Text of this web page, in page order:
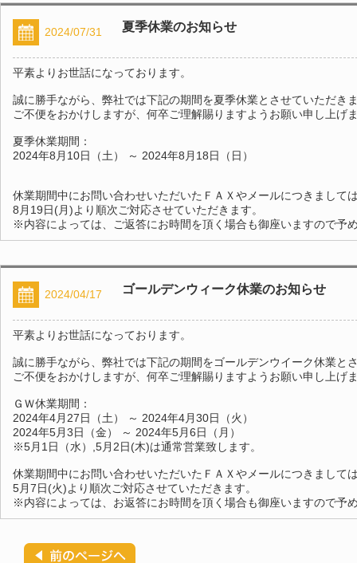
2024/07/31 夏季休業のお知らせ
平素よりお世話になっております。
誠に勝手ながら、弊社では下記の期間を夏季休業とさせていただき
ご不便をおかけしますが、何卒ご理解賜りますようお願い申し上げ
夏季休業期間：
2024年8月10日（土） ～ 2024年8月18日（日）
休業期間中にお問い合わせいただいたＦＡＸやメールにつきまして
8月19日(月)より順次ご対応させていただきます。
※内容によっては、ご返答にお時間を頂く場合も御座いますので予
2024/04/17 ゴールデンウィーク休業のお知らせ
平素よりお世話になっております。
誠に勝手ながら、弊社では下記の期間をゴールデンウイーク休業と
ご不便をおかけしますが、何卒ご理解賜りますようお願い申し上げ
ＧＷ休業期間：
2024年4月27日（土） ～ 2024年4月30日（火）
2024年5月3日（金） ～ 2024年5月6日（月）
※5月1日（水）,5月2日(木)は通常営業致します。
休業期間中にお問い合わせいただいたＦＡＸやメールにつきまして
5月7日(火)より順次ご対応させていただきます。
※内容によっては、お返答にお時間を頂く場合も御座いますので予